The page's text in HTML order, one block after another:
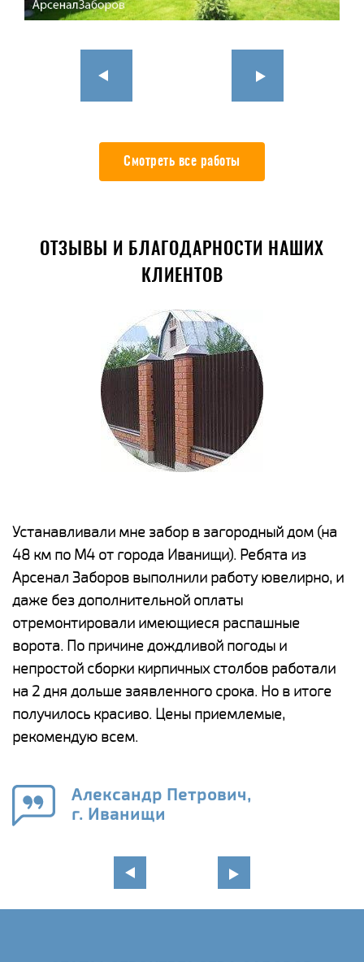
Смотреть все работы
ОТЗЫВЫ И БЛАГОДАРНОСТИ НАШИХ
КЛИЕНТОВ
Устанавливали мне забор в загородный дом (на
48 км по М4 от города Иванищи). Ребята из
Арсенал Заборов выполнили работу ювелирно, и
даже без дополнительной оплаты
отремонтировали имеющиеся распашные
ворота. По причине дождливой погоды и
непростой сборки кирпичных столбов работали
на 2 дня дольше заявленного срока. Но в итоге
получилось красиво. Цены приемлемые,
рекомендую всем.
Александр Петрович,
г. Иванищи